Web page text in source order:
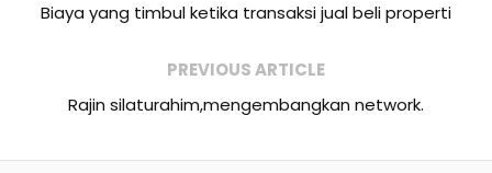
Biaya yang timbul ketika transaksi jual beli properti
PREVIOUS ARTICLE
Rajin silaturahim,mengembangkan network.